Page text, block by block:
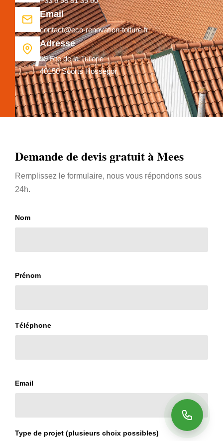
Email
contact@eco-renovation-toiture.fr
Adresse
59 Rte de la Tuilerie
40150 Soorts Hossegor
Demande de devis gratuit à Mees
Remplissez le formulaire, nous vous répondons sous
24h.
Nom
Prénom
Téléphone
Email
Type de projet (plusieurs choix possibles)